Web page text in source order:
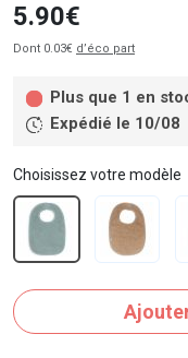
5.90€
Dont 0.03€ d’éco part
Plus que 1 en
Expédié le 10/08
Choisissez votre modèle